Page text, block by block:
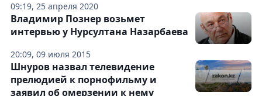
09:19, 25 апреля 2020
20:09, 09 июля 2015
Владимир Познер возьмет
интервью у Нурсултана Назарбаева
Шнуров назвал телевидение
прелюдией к порнофильму и
заявил об омерзении к нему